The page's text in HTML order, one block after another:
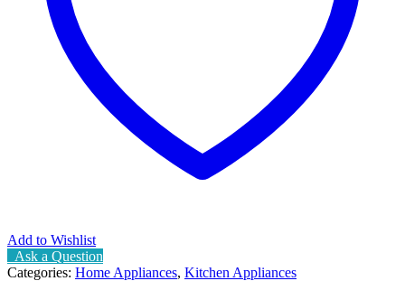
Add to Wishlist
Ask a Question
Categories: Home Appliances, Kitchen Appliances